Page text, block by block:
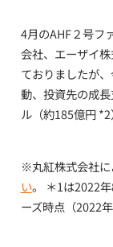
4月のAHF２号フ
会社、エーザイ
ておりましたが
動、投資先の成
ル（約185億円*2
※丸紅株式会社
い。 ＊1は2022年
ーズ時点（2022年